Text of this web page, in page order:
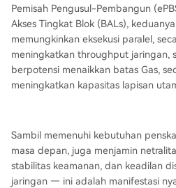
Pemisah Pengusul-Pembangun
Akses Tingkat Blok (BALs),
memungkinkan eksekusi paralel,
meningkatkan throughput jaringan,
berpotensi menaikkan batas Gas,
meningkatkan kapasitas lapisan
Sambil memenuhi kebutuhan
masa depan, juga menjamin
stabilitas keamanan, dan keadilan
jaringan — ini adalah manifestasi